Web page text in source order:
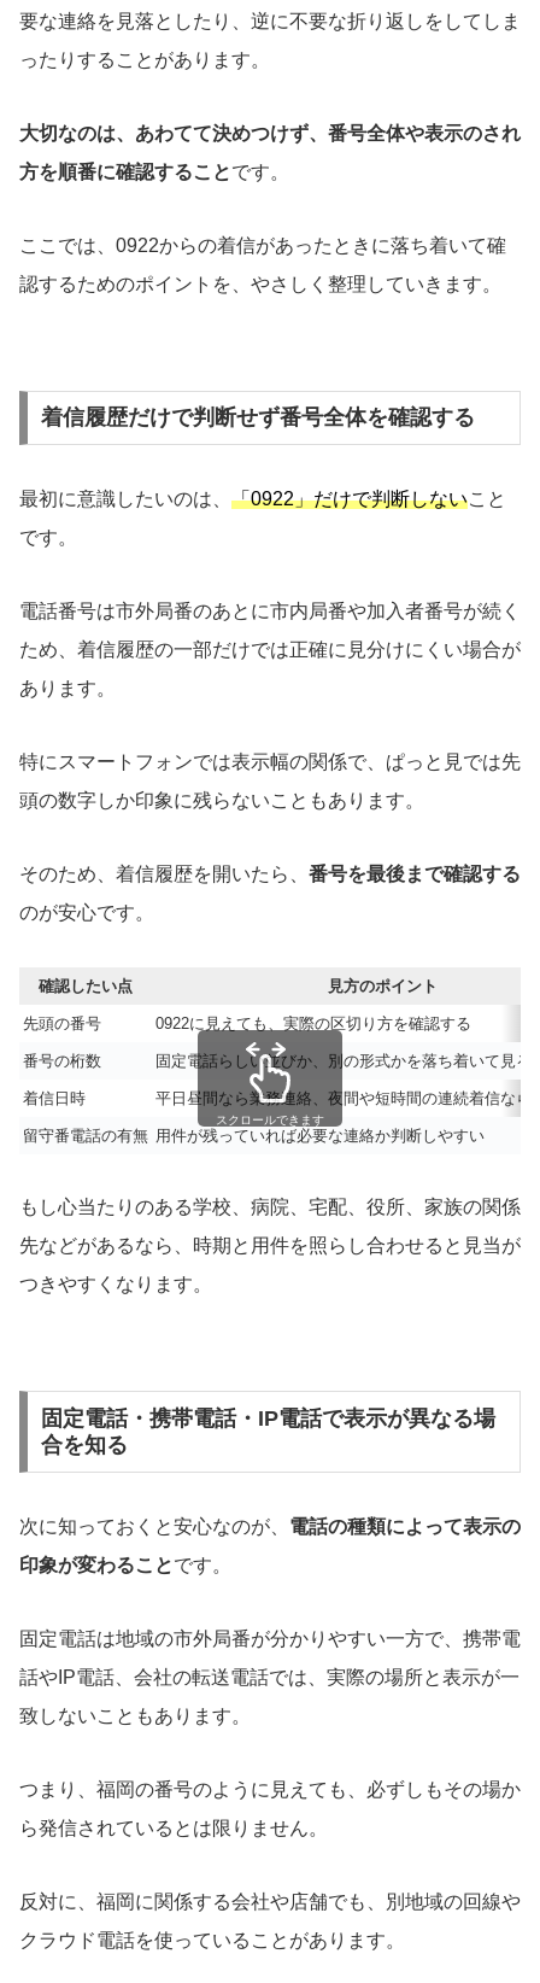
要な連絡を見落としたり、逆に不要な折り返しをしてしま
ったりすることがあります。
大切なのは、あわてて決めつけず、番号全体や表示のされ
方を順番に確認することです。
ここでは、0922からの着信があったときに落ち着いて確
認するためのポイントを、やさしく整理していきます。
着信履歴だけで判断せず番号全体を確認する
最初に意識したいのは、 「0922」だけで判断しないこと
です。
電話番号は市外局番のあとに市内局番や加入者番号が続く
ため、着信履歴の一部だけでは正確に見分けにくい場合が
あります。
特にスマートフォンでは表示幅の関係で、ぱっと見では先
頭の数字しか印象に残らないこともあります。
そのため、着信履歴を開いたら、 番号を最後まで確認する
のが安心です。
確認したい点 見方のポイント
先頭の番号 0922に見えても、実際の区切り方を確認する
番号の桁数 固定電話らしい並びか、別の形式かを落ち着いて見る
着信日時 平日昼間なら業務連絡、夜間や短時間の連続着信なら
留守番電話の有無 用件が残っていれば必要な連絡か判断しやすい
スクロールできます
もし心当たりのある学校、病院、宅配、役所、家族の関係
先などがあるなら、時期と用件を照らし合わせると見当が
つきやすくなります。
固定電話・携帯電話・IP電話で表示が異なる場
合を知る
次に知っておくと安心なのが、 電話の種類によって表示の
印象が変わることです。
固定電話は地域の市外局番が分かりやすい一方で、携帯電
話やIP電話、会社の転送電話では、実際の場所と表示が一
致しないこともあります。
つまり、福岡の番号のように見えても、必ずしもその場か
ら発信されているとは限りません。
反対に、福岡に関係する会社や店舗でも、別地域の回線や
クラウド電話を使っていることがあります。